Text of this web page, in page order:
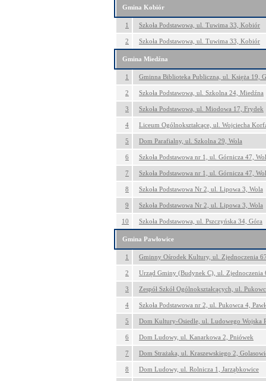
Gmina Kobiór
1 Szkoła Podstawowa, ul. Tuwima 33, Kobiór
2 Szkoła Podstawowa, ul. Tuwima 33, Kobiór
Gmina Miedźna
1 Gminna Biblioteka Publiczna, ul. Księża 19,
2 Szkoła Podstawowa, ul. Szkolna 24, Miedźna
3 Szkoła Podstawowa, ul. Miodowa 17, Frydek
4 Liceum Ogólnokształcące, ul. Wojciecha
5 Dom Parafialny, ul. Szkolna 29, Wola
6 Szkoła Podstawowa nr 1, ul. Górnicza 47,
7 Szkoła Podstawowa nr 1, ul. Górnicza 47,
8 Szkoła Podstawowa Nr 2, ul. Lipowa 3, Wola
9 Szkoła Podstawowa Nr 2, ul. Lipowa 3, Wola
10 Szkoła Podstawowa, ul. Pszczyńska 34, Góra
Gmina Pawłowice
1 Gminny Ośrodek Kultury, ul. Zjednoczenia
2 Urząd Gminy (Budynek C), ul. Zjednoczenia
3 Zespół Szkół Ogólnokształcących, ul.
4 Szkoła Podstawowa nr 2, ul. Pukowca 4,
5 Dom Kultury-Osiedle, ul. Ludowego Wojska
6 Dom Ludowy, ul. Kanarkowa 2, Pniówek
7 Dom Strażaka, ul. Kraszewskiego 2,
8 Dom Ludowy, ul. Rolnicza 1, Jarząbkowice